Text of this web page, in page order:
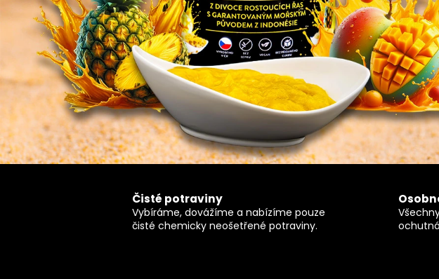
s
Čisté potraviny
Vybíráme, dovážíme a nabízíme pouze
čisté chemicky neošetřené potraviny.
Ze stromu Čerstvé BIO Datle
Medjool large choice JUMBO
200g
119 Kč
Původně:140 Kč
Ze stromu
BIO
669 Kč